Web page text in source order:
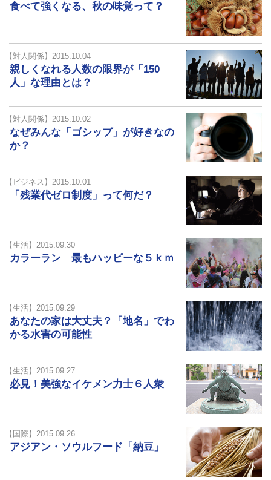
食べて強くなる、秋の味覚って？
【対人関係】2015.10.04
親しくなれる人数の限界が「150
人」な理由とは？
【対人関係】2015.10.02
なぜみんな「ゴシップ」が好きなの
か？
【ビジネス】2015.10.01
「残業代ゼロ制度」って何だ？
【生活】2015.09.30
カラーラン 最もハッピーな５ｋｍ
【生活】2015.09.29
あなたの家は大丈夫？「地名」でわ
かる水害の可能性
【生活】2015.09.27
必見！美強なイケメン力士６人衆
【国際】2015.09.26
アジアン・ソウルフード「納豆」